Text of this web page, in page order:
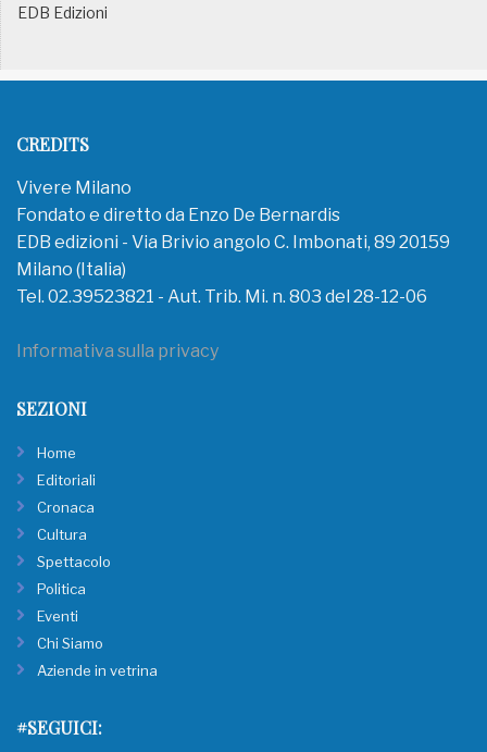
EDB Edizioni
CREDITS
Vivere Milano
Fondato e diretto da Enzo De Bernardis
EDB edizioni - Via Brivio angolo C. Imbonati, 89 20159
Milano (Italia)
Tel. 02.39523821 - Aut. Trib. Mi. n. 803 del 28-12-06
Informativa sulla privacy
SEZIONI
Home
Editoriali
Cronaca
Cultura
Spettacolo
Politica
Eventi
Chi Siamo
Aziende in vetrina
#SEGUICI: